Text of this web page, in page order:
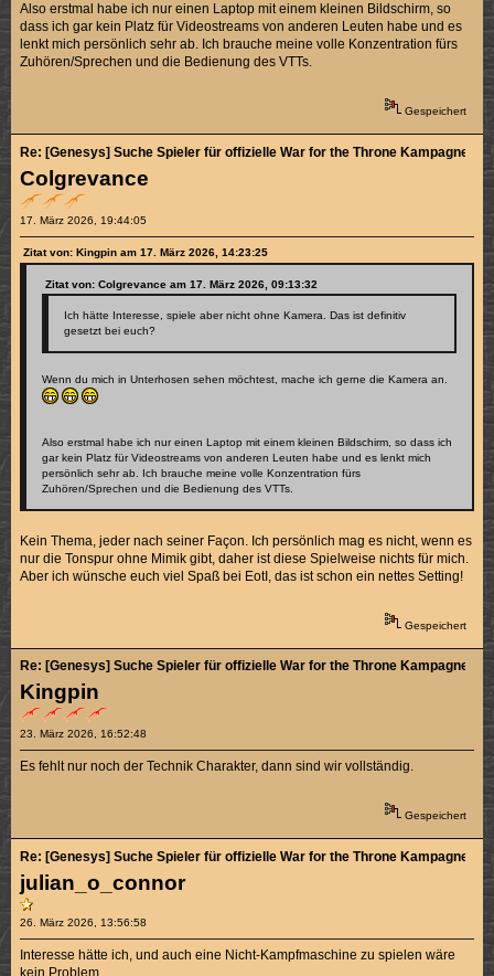
Also erstmal habe ich nur einen Laptop mit einem kleinen Bildschirm, so
dass ich gar kein Platz für Videostreams von anderen Leuten habe und es
lenkt mich persönlich sehr ab. Ich brauche meine volle Konzentration fürs
Zuhören/Sprechen und die Bedienung des VTTs.
Gespeichert
Colgrevance
17. März 2026, 19:44:05
Re: [Genesys] Suche Spieler für offizielle War for the Throne Kampagne (3/
Zitat von: Kingpin am 17. März 2026, 14:23:25
Zitat von: Colgrevance am 17. März 2026, 09:13:32
Ich hätte Interesse, spiele aber nicht ohne Kamera. Das ist definitiv
gesetzt bei euch?
Wenn du mich in Unterhosen sehen möchtest, mache ich gerne die Kamera an.
Also erstmal habe ich nur einen Laptop mit einem kleinen Bildschirm, so dass ich
gar kein Platz für Videostreams von anderen Leuten habe und es lenkt mich
persönlich sehr ab. Ich brauche meine volle Konzentration fürs
Zuhören/Sprechen und die Bedienung des VTTs.
Kein Thema, jeder nach seiner Façon. Ich persönlich mag es nicht, wenn es
nur die Tonspur ohne Mimik gibt, daher ist diese Spielweise nichts für mich.
Aber ich wünsche euch viel Spaß bei EotI, das ist schon ein nettes Setting!
Gespeichert
Kingpin
23. März 2026, 16:52:48
Re: [Genesys] Suche Spieler für offizielle War for the Throne Kampagne (4/
Es fehlt nur noch der Technik Charakter, dann sind wir vollständig.
Gespeichert
julian_o_connor
26. März 2026, 13:56:58
Re: [Genesys] Suche Spieler für offizielle War for the Throne Kampagne (4/
Interesse hätte ich, und auch eine Nicht-Kampfmaschine zu spielen wäre
kein Problem.